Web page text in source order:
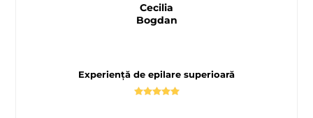
Experiență de epilare superioară
Cecilia
Bogdan